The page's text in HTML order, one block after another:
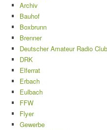
Archiv
Bauhof
Boxbrunn
Brenner
Deutscher Amateur Radio Club
DRK
Elferrat
Erbach
Eulbach
FFW
Flyer
Gewerbe